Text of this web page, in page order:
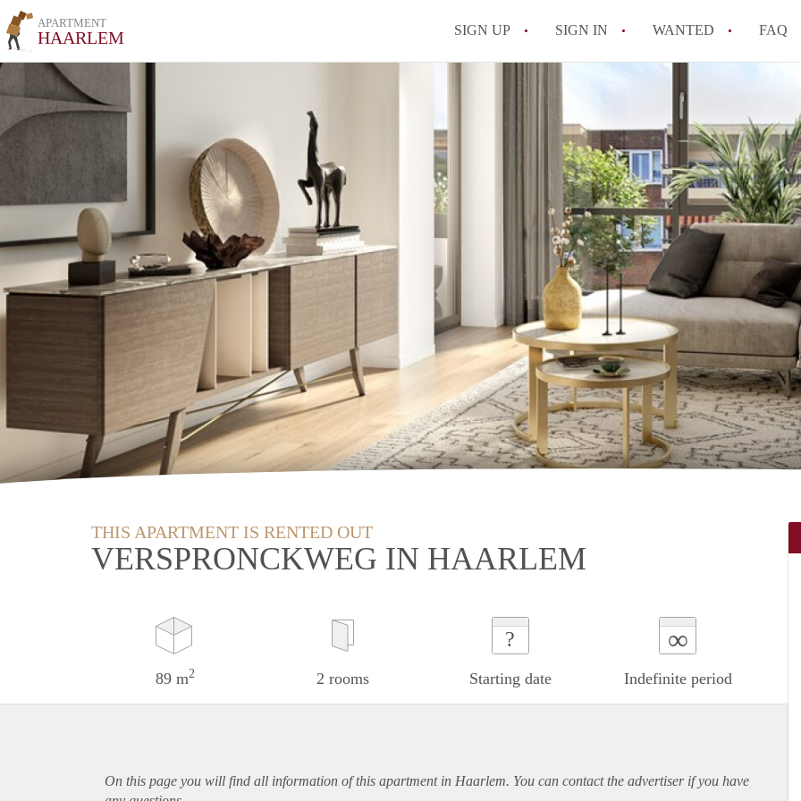
APARTMENT
HAARLEM SIGN UP SIGN IN WANTED FAQ
THIS APARTMENT IS RENTED OUT
VERSPRONCKWEG IN HAARLEM
89 m2 2 rooms
?
Starting date
∞
Indefinite period
On this page you will find all information of this apartmentin Haarlem. You can contact the advertiser if you have